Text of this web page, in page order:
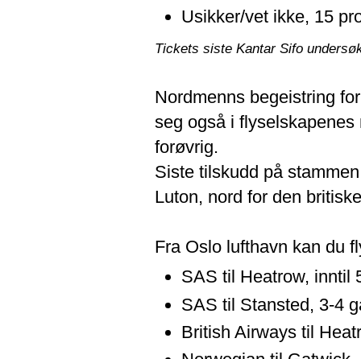
Usikker/vet ikke, 15
Tickets siste Kantar Sifo
Nordmenns begeistring
seg også i
forøvrig.
Siste tilskudd på
Luton, nord for den
Fra Oslo lufthavn kan du
SAS til Heatrow, inntil
SAS til Stansted, 3-4
British Airways til